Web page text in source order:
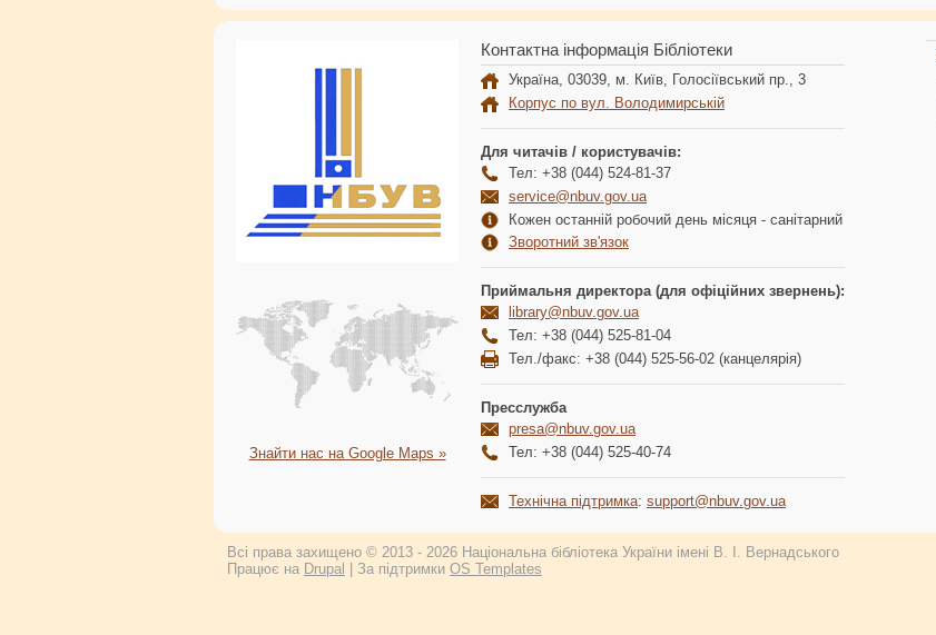
Знайти нас на Google Maps »
Контактна інформація Бібліотеки
Україна, 03039, м. Київ, Голосіївський пр., 3
Корпус по вул. Володимирській
Для читачів / користувачів:
Тел: +38 (044) 524-81-37
service@nbuv.gov.ua
Кожен останній робочий день місяця - санітарний
Зворотний зв'язок
Приймальня директора (для офіційних звернень):
library@nbuv.gov.ua
Тел: +38 (044) 525-81-04
Тел./факс: +38 (044) 525-56-02 (канцелярія)
Пресслужба
presa@nbuv.gov.ua
Тел: +38 (044) 525-40-74
Технічна підтримка: support@nbuv.gov.ua
Всі права захищено © 2013 - 2026 Національна бібліотека України імені В. І. Вернадського
Працює на Drupal | За підтримки OS Templates